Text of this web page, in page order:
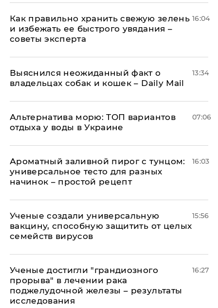
Как правильно хранить свежую зелень
и избежать ее быстрого увядания –
советы эксперта
16:04
Выяснился неожиданный факт о
владельцах собак и кошек – Daily Mail
13:34
Альтернатива морю: ТОП вариантов
отдыха у воды в Украине
07:06
Ароматный заливной пирог с тунцом:
универсальное тесто для разных
начинок – простой рецепт
16:03
Ученые создали универсальную
вакцину, способную защитить от целых
семейств вирусов
15:56
Ученые достигли "грандиозного
прорыва" в лечении рака
поджелудочной железы – результаты
исследования
16:27